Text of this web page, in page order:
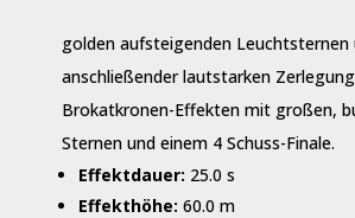
golden aufsteigenden Leuchtsternen
anschließender lautstarken
Brokatkronen-Effekten mit großen,
Sternen und einem 4 Schuss-Finale.
Effektdauer: 25.0 s
Effekthöhe:60.0 m